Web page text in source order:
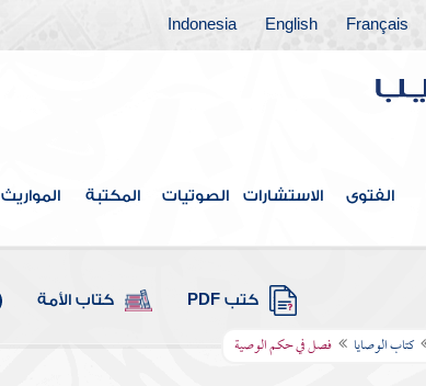
Français
English
Indonesia
الفتوى الاستشارات الصوتيات المكتبة المواريث
كتب PDF كتاب الأمة
كتاب الوصايا فصل في حكم الوصية